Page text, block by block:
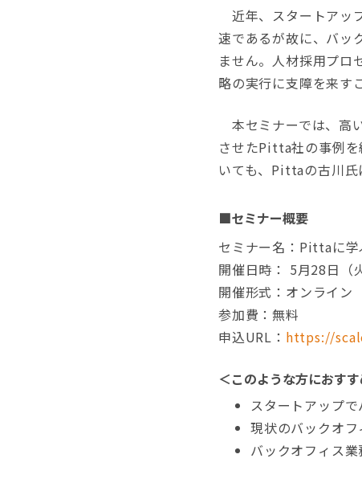
近年、スタートアッ
速であるが故に、バッ
ません。人材採用プロ
略の実行に支障を来す
本セミナーでは、高
させたPitta社の事例を
いても、Pittaの古川氏
■セミナー概要
セミナー名：Pittaに学
開催日時： 5月28日（
開催形式：オンライン
参加費：無料
申込URL： https://
＜このような方におす
スタートアップ
現状のバックオ
バックオフィス